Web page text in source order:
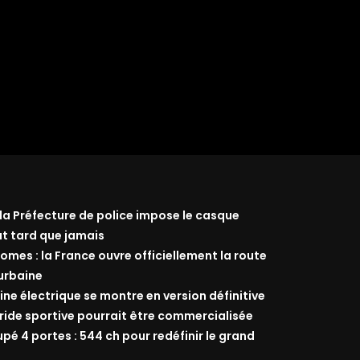
Préfecture de police impose le casque
tard que jamais
: la France ouvre officiellement la route
électrique se montre en version définitive
sportive pourrait être commercialisée
4 portes : 544 ch pour redéfinir le grand